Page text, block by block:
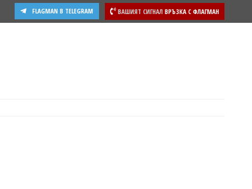
ВАШИЯТ СИГНАЛ ВРЪЗКА С ФЛАГМАН
FLAGMAN В TELEGRAM